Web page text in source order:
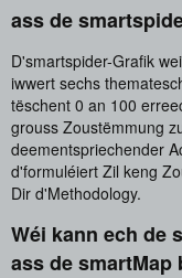
ass de
D'smartspider-Grafik
iwwert sechs
tëschent 0 an 100
grouss Zoustëmmung
deementspriechender
d'formuléiert Zil keng
Dir d'Methodology.
Wéi kann ech de
ass de smartMap